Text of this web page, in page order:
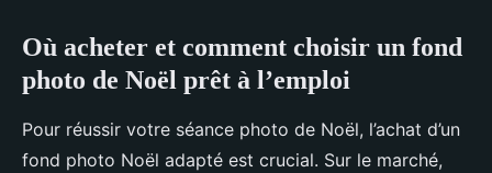
Où acheter et comment choisir un fond
photo de Noël prêt à l’emploi
Pour réussir votre séance photo de Noël, l’achat d’un
fond photo Noël adapté est crucial. Sur le marché,